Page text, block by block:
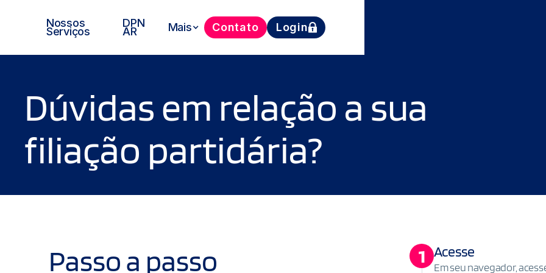
Nossos
Serviços
DPN
AR Mais Contato Login
Dúvidas em relação a sua
filiação partidária?
Passo a passo 1 Acesse
Em seu navegador,